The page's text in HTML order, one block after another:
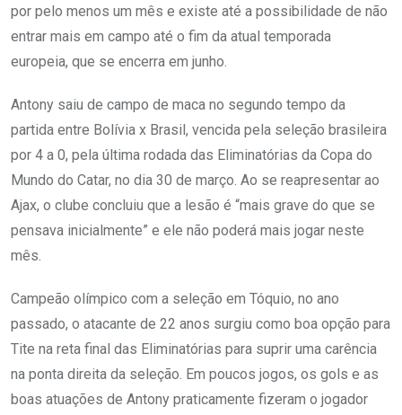
por pelo menos um mês e existe até a possibilidade de não
entrar mais em campo até o fim da atual temporada
europeia, que se encerra em junho.
Antony saiu de campo de maca no segundo tempo da
partida entre Bolívia x Brasil, vencida pela seleção brasileira
por 4 a 0, pela última rodada das Eliminatórias da Copa do
Mundo do Catar, no dia 30 de março. Ao se reapresentar ao
Ajax, o clube concluiu que a lesão é “mais grave do que se
pensava inicialmente” e ele não poderá mais jogar neste
mês.
Campeão olímpico com a seleção em Tóquio, no ano
passado, o atacante de 22 anos surgiu como boa opção para
Tite na reta final das Eliminatórias para suprir uma carência
na ponta direita da seleção. Em poucos jogos, os gols e as
boas atuações de Antony praticamente fizeram o jogador